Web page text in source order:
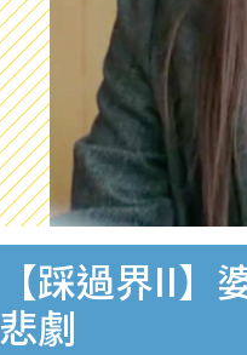
【踩過界II
悲劇